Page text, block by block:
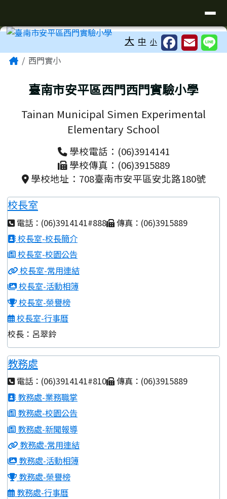
工具列 大 中 小
主內容區域
Home西門實小
臺南市安平區西門西門實驗小學
Tainan Municipal Simen Experimental
Elementary School
學校電話：(06)3914141
學校傳真：(06)3915889
學校地址：708臺南市安平區安北路180號
校長室
電話：(06)3914141#888
傳真：(06)3915889
校長室-校長簡介
校長室-校園公告
校長室-常用連結
校長室-活動相簿
校長室-榮譽榜
校長室-行事曆
校長：呂翠鈴
教務處
電話：(06)3914141#810
傳真：(06)3915889
教務處-業務職掌
教務處-校園公告
教務處-新聞報導
教務處-常用連結
教務處-活動相簿
教務處-榮譽榜
教務處-行事曆
頁尾區域